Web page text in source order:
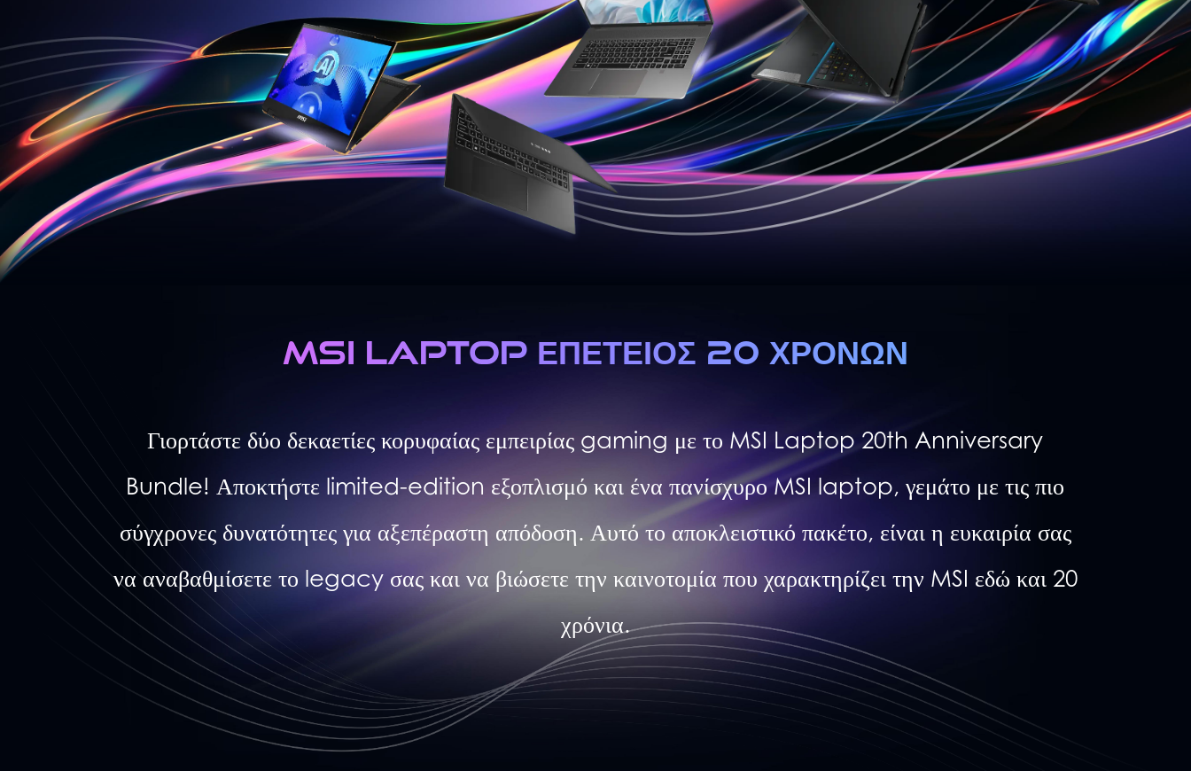
MSI LAPTOP ΕΠΕΤΕΙΟΣ 20 ΧΡΟΝΩΝ
Γιορτάστε δύο δεκαετίες κορυφαίας εμπειρίας gaming με το MSI Laptop 20th Anniversary
Bundle! Αποκτήστε limited-edition εξοπλισμό και ένα πανίσχυρο MSI laptop, γεμάτο με τις πιο
σύγχρονες δυνατότητες για αξεπέραστη απόδοση. Αυτό το αποκλειστικό πακέτο, είναι η ευκαιρία σας
να αναβαθμίσετε το legacy σας και να βιώσετε την καινοτομία που χαρακτηρίζει την MSI εδώ και 20
χρόνια.